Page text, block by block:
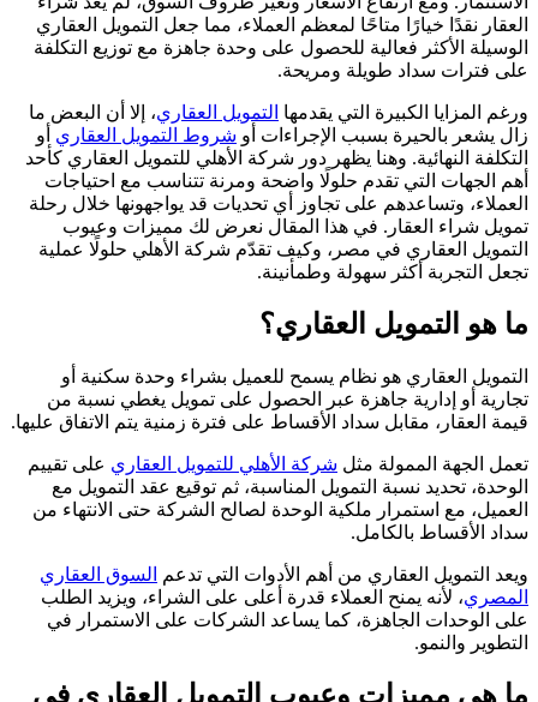
العقار نقدًا خيارًا متاحًا لمعظم العملاء، مما جعل التمويل العقاري
الوسيلة الأكثر فعالية للحصول على وحدة جاهزة مع توزيع التكلفة
على فترات سداد طويلة ومريحة.
ورغم المزايا الكبيرة التي يقدمها التمويل العقاري، إلا أن البعض ما
زال يشعر بالحيرة بسبب الإجراءات أو شروط التمويل العقاري أو
التكلفة النهائية. وهنا يظهر دور شركة الأهلي للتمويل العقاري كأحد
أهم الجهات التي تقدم حلولًا واضحة ومرنة تتناسب مع احتياجات
العملاء، وتساعدهم على تجاوز أي تحديات قد يواجهونها خلال رحلة
تمويل شراء العقار. في هذا المقال نعرض لك مميزات وعيوب
التمويل العقاري في مصر، وكيف تقدّم شركة الأهلي حلولًا عملية
تجعل التجربة أكثر سهولة وطمأنينة.
ما هو التمويل العقاري؟
التمويل العقاري هو نظام يسمح للعميل بشراء وحدة سكنية أو
تجارية أو إدارية جاهزة عبر الحصول على تمويل يغطي نسبة من
قيمة العقار، مقابل سداد الأقساط على فترة زمنية يتم الاتفاق عليها.
تعمل الجهة الممولة مثل شركة الأهلي للتمويل العقاري على تقييم
الوحدة، تحديد نسبة التمويل المناسبة، ثم توقيع عقد التمويل مع
العميل، مع استمرار ملكية الوحدة لصالح الشركة حتى الانتهاء من
سداد الأقساط بالكامل.
ويعد التمويل العقاري من أهم الأدوات التي تدعم
السوق العقاري
المصري، لأنه يمنح العملاء قدرة أعلى على الشراء، ويزيد الطلب
على الوحدات الجاهزة، كما يساعد الشركات على الاستمرار في
التطوير والنمو.
ما هي مميزات وعيوب التمويل العقاري في